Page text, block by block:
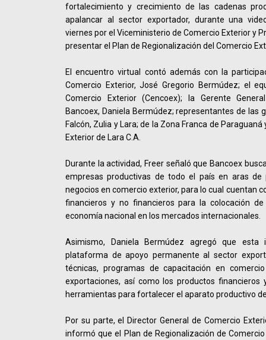
fortalecimiento y crecimiento de las cadenas
apalancar al sector exportador, durante una
viernes por el Viceministerio de Comercio Exterior y
presentar el Plan de Regionalización del Comercio
El encuentro virtual contó además con la
Comercio Exterior, José Gregorio Bermúdez; el
Comercio Exterior (Cencoex); la Gerente
Bancoex, Daniela Bermúdez; representantes de las
Falcón, Zulia y Lara; de la Zona Franca de
Exterior de Lara C.A.
Durante la actividad, Freer señaló que Bancoex
empresas productivas de todo el país en aras de
negocios en comercio exterior, para lo cual cuentan
financieros y no financieros para la colocación
economía nacional en los mercados internacionales.
Asimismo, Daniela Bermúdez agregó que esta
plataforma de apoyo permanente al sector
técnicas, programas de capacitación en
exportaciones, así como los productos
herramientas para fortalecer el aparato productivo
Por su parte, el Director General de Comercio
informó que el Plan de Regionalización de